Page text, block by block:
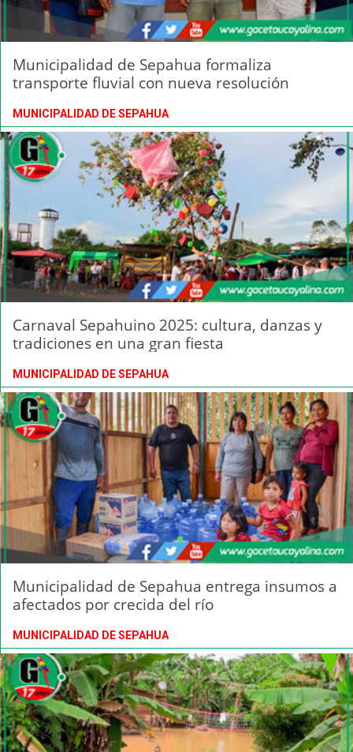
Municipalidad de Sepahua formaliza
transporte fluvial con nueva resolución
MUNICIPALIDAD DE SEPAHUA
Carnaval Sepahuino 2025: cultura, danzas y
tradiciones en una gran fiesta
MUNICIPALIDAD DE SEPAHUA
Municipalidad de Sepahua entrega insumos a
afectados por crecida del río
MUNICIPALIDAD DE SEPAHUA